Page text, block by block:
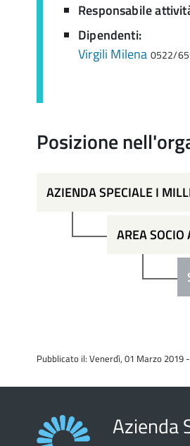
Responsabile
Dipendenti:
Virgili Milena 0522/
Posizione
AZIENDA SPECIALE I
AREA SOCIO
Pubblicato il: Venerdì, 01 Marzo 2019
Azienda